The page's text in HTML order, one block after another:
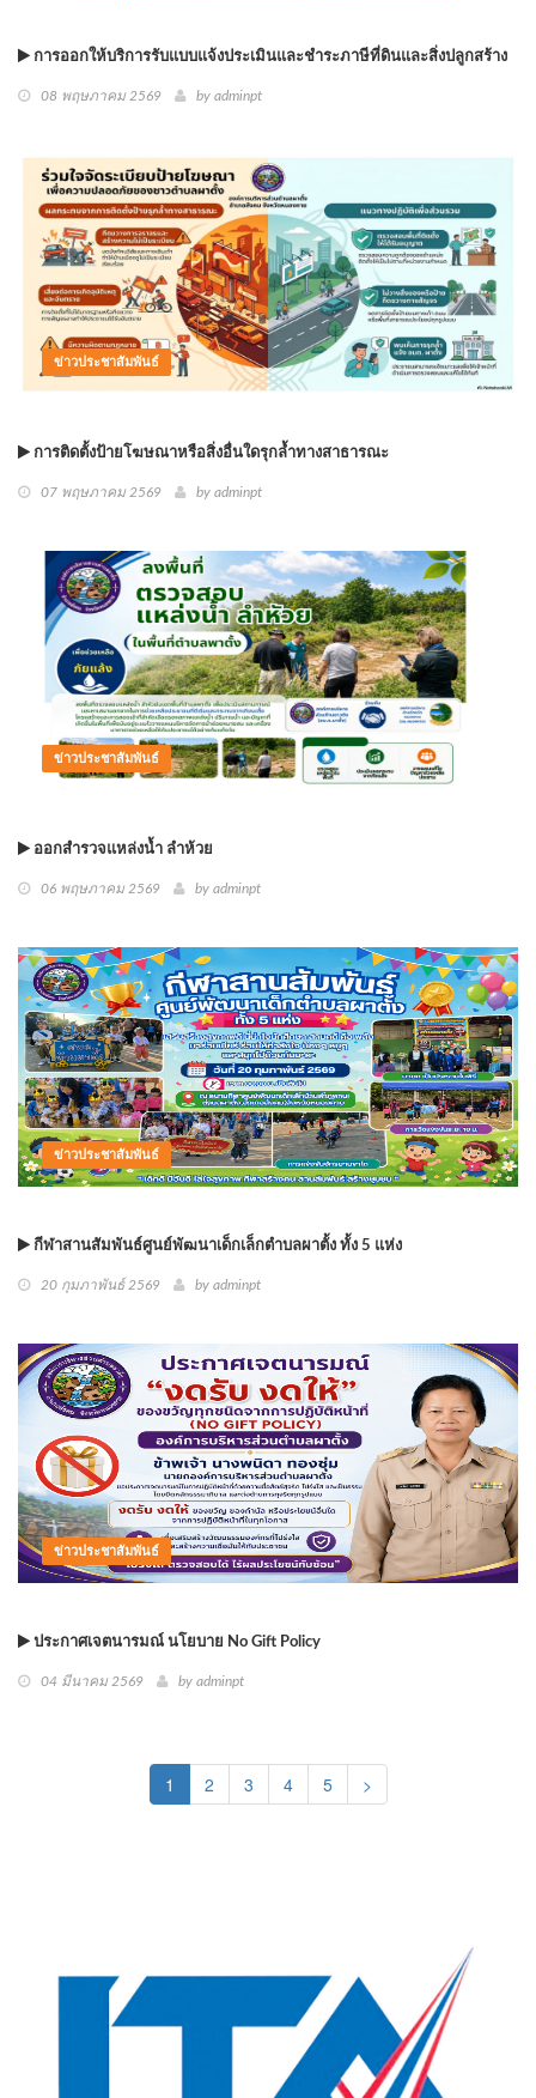
การออกให้บริการรับแบบแจ้งประเมินและชำระภาษีที่ดินและสิ่งปลูกสร้าง
08 พฤษภาคม 2569 by adminpt
ข่าวประชาสัมพันธ์
การติดตั้งป้ายโฆษณาหรือสิ่งอื่นใดรุกล้ำทางสาธารณะ
07 พฤษภาคม 2569 by adminpt
ข่าวประชาสัมพันธ์
ออกสำรวจแหล่งน้ำ ลำห้วย
06 พฤษภาคม 2569 by adminpt
ข่าวประชาสัมพันธ์
กีฬาสานสัมพันธ์ศูนย์พัฒนาเด็กเล็กตำบลผาตั้ง ทั้ง 5 แห่ง
20 กุมภาพันธ์ 2569 by adminpt
ข่าวประชาสัมพันธ์
ประกาศเจตนารมณ์ นโยบาย No Gift Policy
04 มีนาคม 2569 by adminpt
1 (current)
2 3 4 5 >